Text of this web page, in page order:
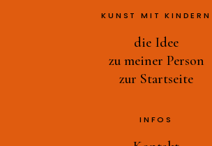
KUNST MIT KINDERN
die Idee
zu meiner Person
zur Startseite
INFOS